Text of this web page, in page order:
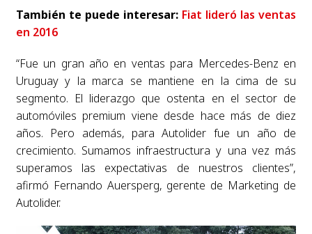
También te puede interesar: Fiat lideró las ventas
en 2016
“Fue un gran año en ventas para Mercedes-Benz en
Uruguay y la marca se mantiene en la cima de su
segmento. El liderazgo que ostenta en el sector de
automóviles premium viene desde hace más de diez
años. Pero además, para Autolider fue un año de
crecimiento. Sumamos infraestructura y una vez más
superamos las expectativas de nuestros clientes”,
afirmó Fernando Auersperg, gerente de Marketing de
Autolider.